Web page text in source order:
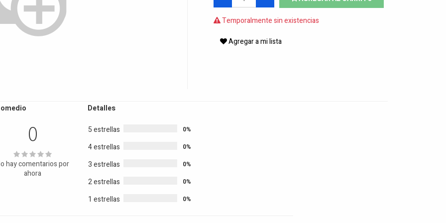
Temporalmente sin existencias
Agregar a mi lista
0
hay comentarios por
ahora
Detalles
5 estrellas 0%
4 estrellas 0%
3 estrellas 0%
2 estrellas 0%
1 estrellas 0%